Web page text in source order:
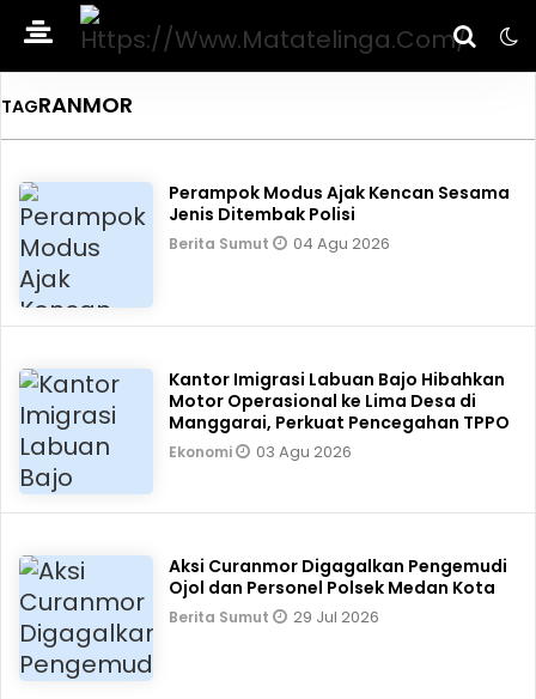
TAGRANMOR
Perampok Modus Ajak Kencan Sesama
Jenis Ditembak Polisi
Berita Sumut 04 Agu 2026
Kantor Imigrasi Labuan Bajo Hibahkan
Motor Operasional ke Lima Desa di
Manggarai, Perkuat Pencegahan TPPO
Ekonomi 03 Agu 2026
Aksi Curanmor Digagalkan Pengemudi
Ojol dan Personel Polsek Medan Kota
Berita Sumut 29 Jul 2026